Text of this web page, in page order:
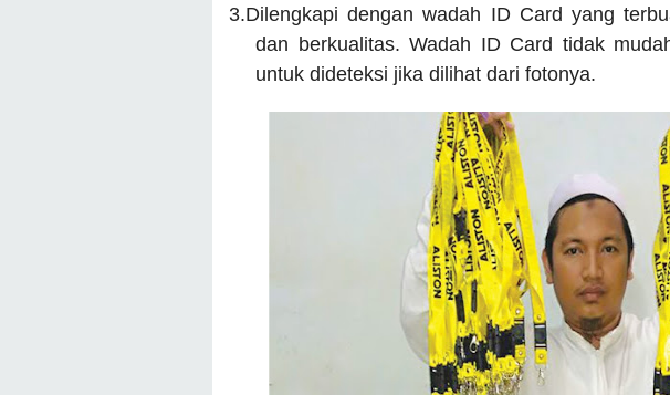
3.Dilengkapi dengan wadah ID Card yang
dan berkualitas. Wadah ID Card tidak
untuk dideteksi jika dilihat dari fotonya.